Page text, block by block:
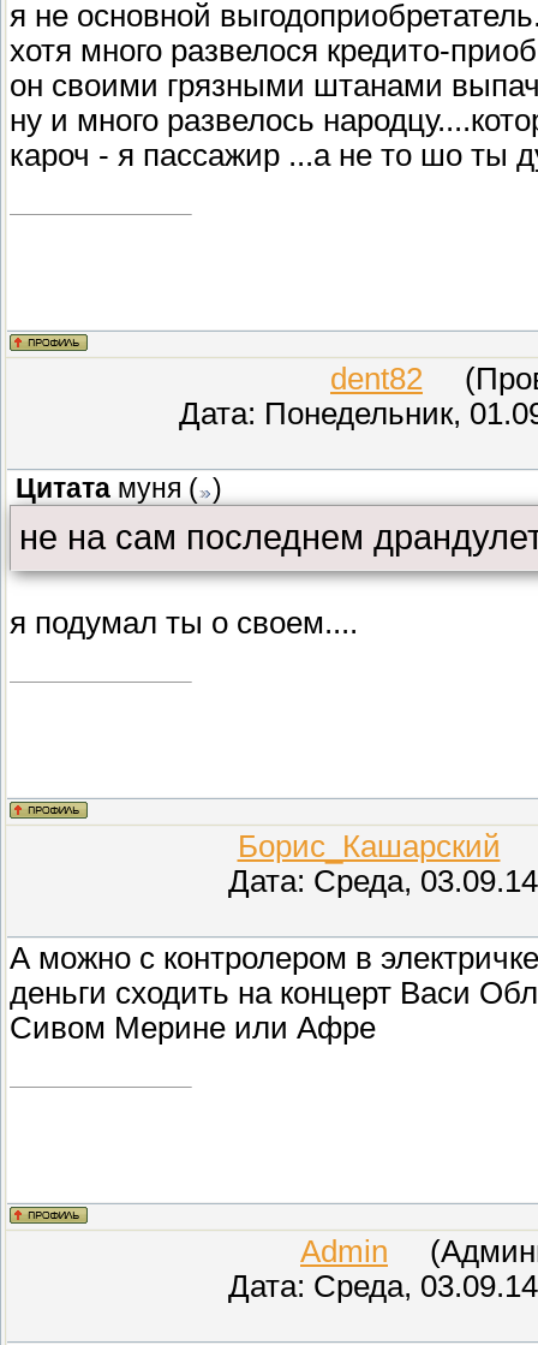
я не основной
хотя много развелося кредито-
он своими грязными штанами
ну и много развелось
кароч - я пассажир ...а не то шо ты
dent82
Дата: Понедельник,
Цитата муня ( )
не на сам последнем
я подумал ты о своем....
Борис_Кашарский
Дата: Среда,
А можно с контролером в
деньги сходить на концерт Васи
Сивом Мерине или Афре
Admin
Дата: Среда,